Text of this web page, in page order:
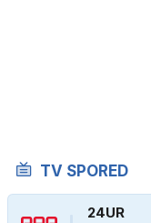
TV SPORED
24UR